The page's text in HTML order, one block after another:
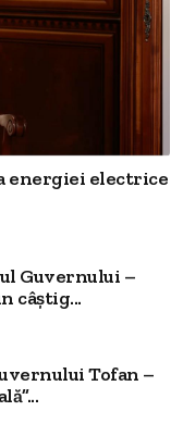
energiei electrice
Guvernului –
câștig...
Tofan –